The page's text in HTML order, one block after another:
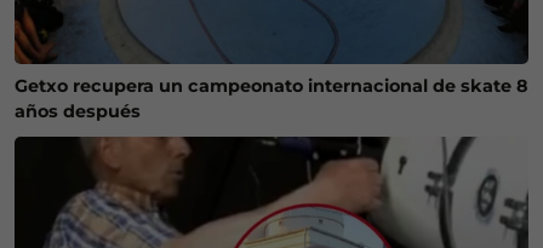
Getxo recupera un campeonato internacional de skate 8
años después